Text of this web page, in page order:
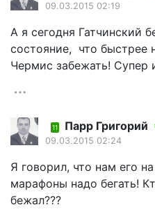
09.03.2015 02:19
А я сегодня Гатчинский
состояние, что быстрее
Чермис забежать! Супер
11 Парр Григорий
09.03.2015 02:24
Я говорил, что нам его
марафоны надо бегать!
бежал???